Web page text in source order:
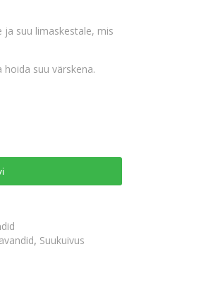
suu limaskestale, mis
suu värskena.
, Suukuivus